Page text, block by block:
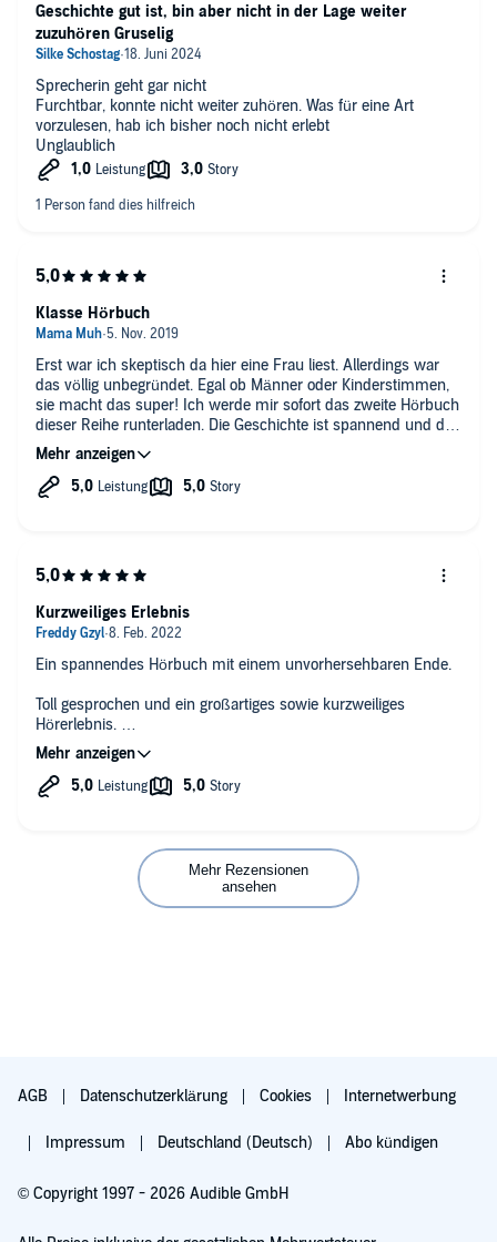
Sprecherin geht gar nicht
Furchtbar, konnte nicht weiter zuhören. Was für eine Art
vorzulesen, hab ich bisher noch nicht erlebt
Unglaublich
Geschichte gut ist, bin aber nicht in der Lage weiter
zuzuhören Gruselig
Erst war ich skeptisch da hier eine Frau liest. Allerdings war
das völlig unbegründet. Egal ob Männer oder Kinderstimmen,
sie macht das super! Ich werde mir sofort das zweite Hörbuch
dieser Reihe runterladen. Die Geschichte ist spannend und die
Charaktere gut. Bin sehr gespannt, wie es weitergeht.
Klasse Hörbuch
Ein spannendes Hörbuch mit einem unvorhersehbaren Ende.
Toll gesprochen und ein großartiges sowie kurzweiliges
Hörerlebnis.
Ich freue mich schon auf die nächsten beiden Bücher!
Kurzweiliges Erlebnis
Mehr Rezensionen
ansehen
AGB Datenschutzerklärung Cookies Internetwerbung
Impressum Deutschland (Deutsch) Abo kündigen
© Copyright 1997 - 2026 Audible GmbH